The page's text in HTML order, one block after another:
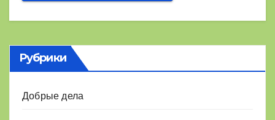
Рубрики
Добрые дела